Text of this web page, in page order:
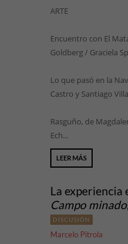
ARTE
Encuentro con El
Goldberg / Graciela
Lo que pasó en la
Castro y Santiago
Rasguño, de
Ech...
LEER MÁS
La experiencia
Campo minado
DISCUSIÓN
Marcelo Pitrola